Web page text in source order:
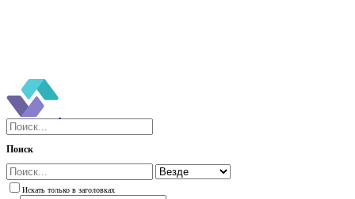
Поиск
Искать только в заголовках